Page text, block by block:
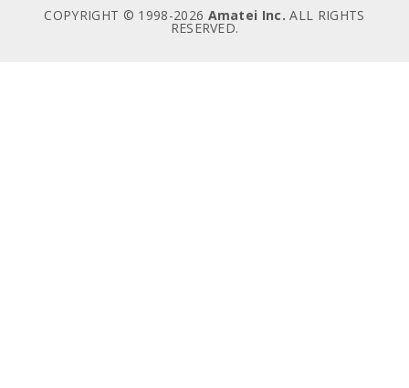
COPYRIGHT © 1998-2026 Amatei Inc. ALL RIGHTS
RESERVED.